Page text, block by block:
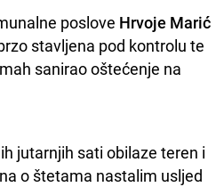
poslove Hrvoje Marić
stavljena pod kontrolu te
sanirao oštećenje na
jutarnjih sati obilaze teren i
o štetama nastalim usljed